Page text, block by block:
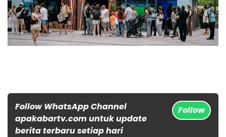
Follow WhatsApp Channel
apakabartv.com untuk update
berita terbaru setiap hari
Follow